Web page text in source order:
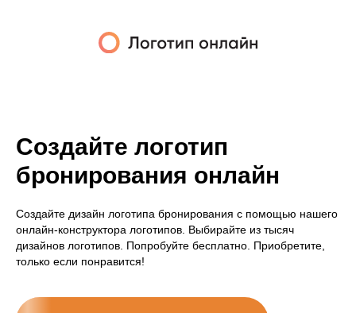
Создайте логотип
бронирования онлайн
Создайте дизайн логотипа бронирования с помощью нашего
онлайн-конструктора логотипов. Выбирайте из тысяч
дизайнов логотипов. Попробуйте бесплатно. Приобретите,
только если понравится!